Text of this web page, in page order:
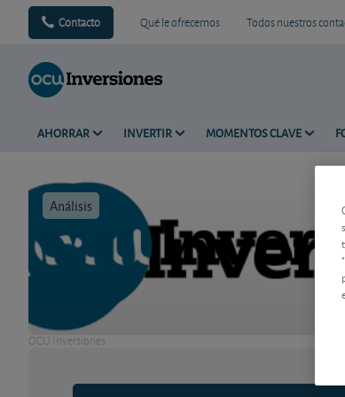
Contacto Qué le ofrecemos Todos nuestros
AHORRAR INVERTIR MOMENTOS CLAVE
Análisis
OCU Inversiones